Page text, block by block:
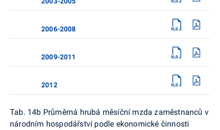
2006-2008
2009-2011
2012
Tab. 14b Průměrná hrubá měsíční mzda zaměstnanců v
národním hospodářství podle ekonomické činnosti